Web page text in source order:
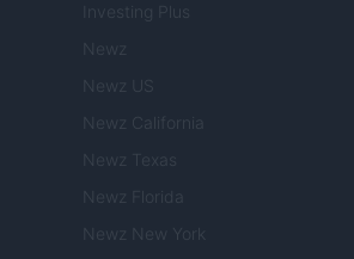
Investing Plus
Newz
Newz US
Newz California
Newz Texas
Newz Florida
Newz New York